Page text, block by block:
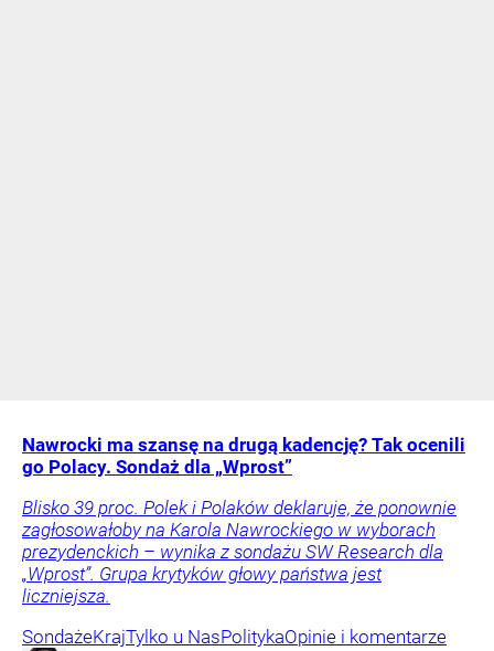
Nawrocki ma szansę na drugą kadencję? Tak ocenili
go Polacy. Sondaż dla „Wprost”
Blisko 39 proc. Polek i Polaków deklaruje, że ponownie
zagłosowałoby na Karola Nawrockiego w wyborach
prezydenckich – wynika z sondażu SW Research dla
„Wprost”. Grupa krytyków głowy państwa jest
liczniejsza.
SondażeKrajTylko u NasPolitykaOpinie i komentarze